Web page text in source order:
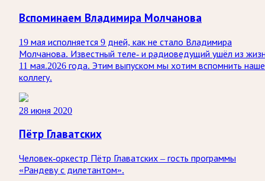
Вспоминаем Владимира Молчанова
19 мая исполняется 9 дней, как не стало Владимира
Молчанова. Известный теле‑ и радиоведущий ушёл из
11 мая.2026 года. Этим выпуском мы хотим вспомнить
коллегу.
28 июня 2020
Пётр Главатских
Человек-оркестр Пётр Главатских – гость программы
«Рандеву с дилетантом».